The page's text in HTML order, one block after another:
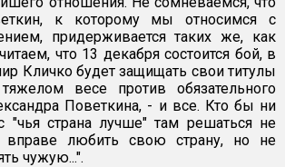
к которому мы относимся с
придерживается таких же, как
что 13 декабря состоится бой, в
Кличко будет защищать свои титулы
весе против обязательного
Поветкина, - и все. Кто бы ни
"чья страна лучше" там решаться не
любить свою страну, но не
чужую...".